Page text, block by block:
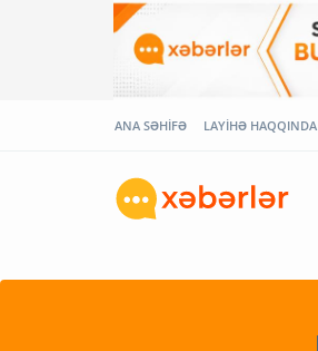
ANA SƏHİFƏ LAYİHƏ HAQQINDA